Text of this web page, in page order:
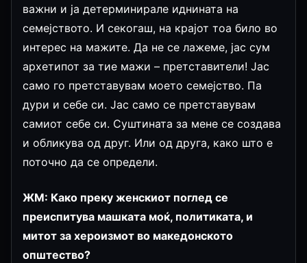
важни и ја детерминирале иднината на
семејството. И секогаш, на крајот тоа било во
интерес на мажите. Да не се лажеме, јас сум
архетипот за тие мажи – претставители! Јас
само го претставувам моето семејство. Па
дури и себе си. Јас само се претставувам
самиот себе си. Суштината за мене се создава
и обликува од друг. Или од друга, како што е
поточно да се определи.
ЖМ: Како преку женскиот поглед се
преиспитува машката моќ, политиката, и
митот за хероизмот во македонското
општество?